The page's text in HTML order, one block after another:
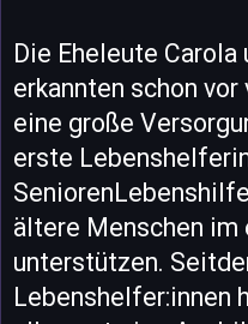
Die Eheleute Carola
erkannten schon
eine große
erste
ältere Menschen im
unterstützen.
Lebenshelfer:innen